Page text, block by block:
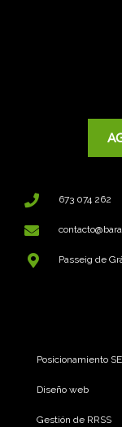
673 074 262
Passeig de
Posicionamiento
Diseño web
Gestión de RRSS